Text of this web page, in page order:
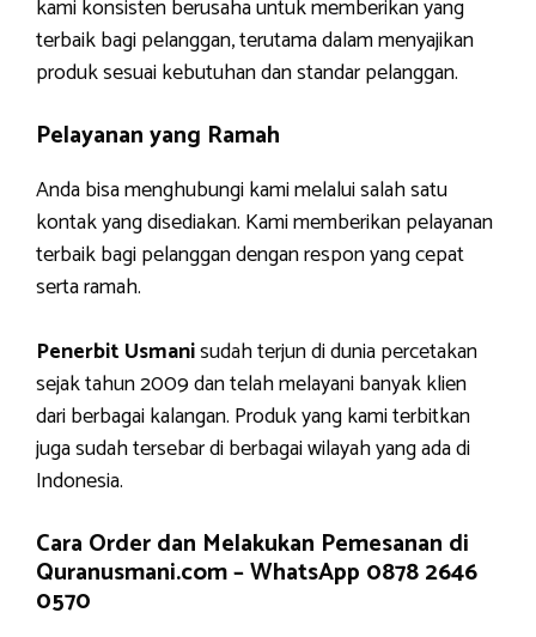
kami konsisten berusaha untuk memberikan yang
terbaik bagi pelanggan, terutama dalam menyajikan
produk sesuai kebutuhan dan standar pelanggan.
Pelayanan yang Ramah
Anda bisa menghubungi kami melalui salah satu
kontak yang disediakan. Kami memberikan pelayanan
terbaik bagi pelanggan dengan respon yang cepat
serta ramah.
Penerbit Usmanisudah terjun di dunia percetakan
sejak tahun 2009 dan telah melayani banyak klien
dari berbagai kalangan. Produk yang kami terbitkan
juga sudah tersebar di berbagai wilayah yang ada di
Indonesia.
Cara Order dan Melakukan Pemesanan di
Quranusmani.com –WhatsApp 0878 2646
0570